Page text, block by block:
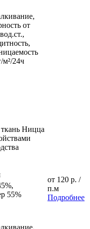
от
м²/24ч
ткань Ницца
55%
от 120 р. /
п.м
Подробнее